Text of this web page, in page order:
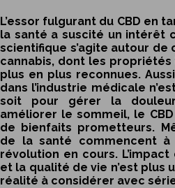
L’essor fulgurant du CBD en
la santé a suscité un intérêt
scientifique s’agite autour
cannabis, dont les
plus en plus reconnues.
dans l’industrie médicale
soit pour gérer la
améliorer le sommeil, le
de bienfaits prometteurs.
de la santé commencent à
révolution en cours.
et la qualité de vie n’est plus
réalité à considérer avec